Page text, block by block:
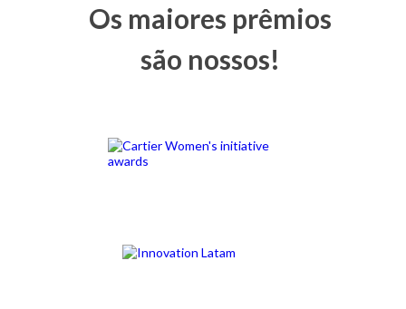
Os maiores prêmios
são nossos!